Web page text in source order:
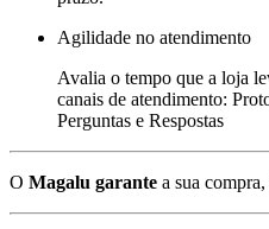
Agilidade no atendimento
Avalia o tempo que a loja
canais de atendimento:
Perguntas e Respostas
O Magalu garante a sua